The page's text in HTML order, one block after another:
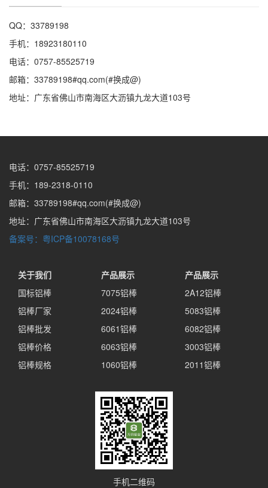
QQ：33789198
手机：18923180110
电话：0757-85525719
邮箱：33789198#qq.com(#换成@)
地址：广东省佛山市南海区大沥镇九龙大道103号
电话：0757-85525719
手机：189-2318-0110
邮箱：33789198#qq.com(#换成@)
地址：广东省佛山市南海区大沥镇九龙大道103号
备案号：粤ICP备10078168号
关于我们
国标铝棒
铝棒厂家
铝棒批发
铝棒价格
铝棒规格
产品展示
7075铝棒
2024铝棒
6061铝棒
6063铝棒
1060铝棒
产品展示
2A12铝棒
5083铝棒
6082铝棒
3003铝棒
2011铝棒
手机二维码